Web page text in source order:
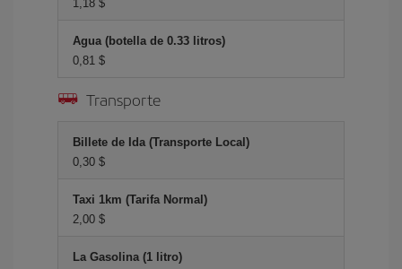
1,18 $
Agua (botella de 0.33 litros)
0,81 $
Transporte
Billete de Ida (Transporte Local)
0,30 $
Taxi 1km (Tarifa Normal)
2,00 $
La Gasolina (1 litro)